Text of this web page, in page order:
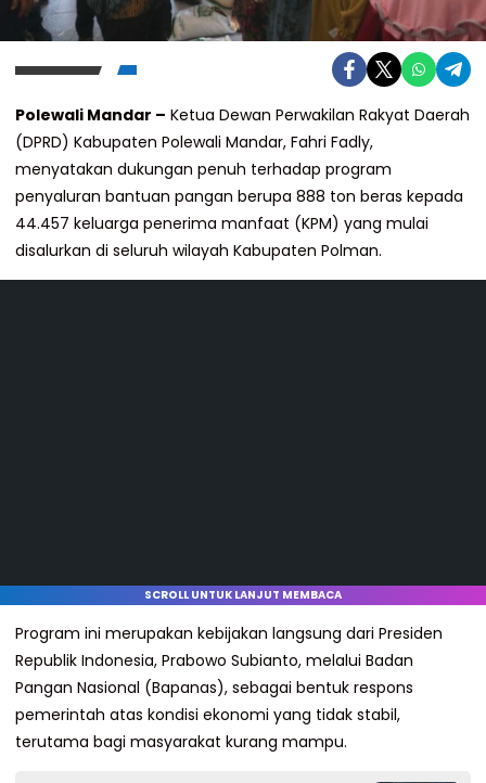
Polewali Mandar – Ketua Dewan Perwakilan Rakyat Daerah
(DPRD) Kabupaten Polewali Mandar, Fahri Fadly,
menyatakan dukungan penuh terhadap program
penyaluran bantuan pangan berupa 888 ton beras kepada
44.457 keluarga penerima manfaat (KPM) yang mulai
disalurkan di seluruh wilayah Kabupaten Polman.
SCROLL UNTUK LANJUT MEMBACA
Program ini merupakan kebijakan langsung dari Presiden
Republik Indonesia, Prabowo Subianto, melalui Badan
Pangan Nasional (Bapanas), sebagai bentuk respons
pemerintah atas kondisi ekonomi yang tidak stabil,
terutama bagi masyarakat kurang mampu.